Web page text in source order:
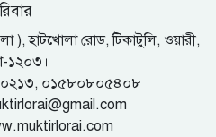
হাটখোলা রোড, টিকাটুলি, ওয়ারী,
১২০৩।
০১৫৮০৮০৫৪০৮